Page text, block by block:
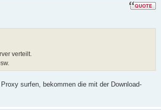
verteilt.
surfen, bekommen die mit der Download-